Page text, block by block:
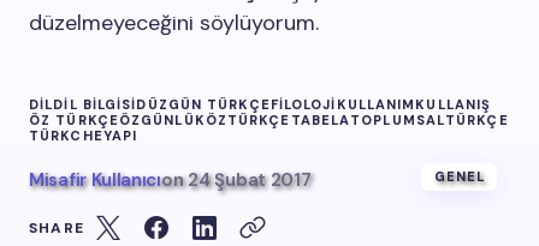
düzelmeyeceğini söylüyorum.
DILDIL BILGISIDÜZGÜN TÜRKÇEFILOLOJI KULLANIM KULLANIŞ
ÖZ TÜRKÇEÖZGÜNLÜK ÖZTÜRKÇE TABELATOPLUMSALTÜRKÇE
TÜRKCHEYAPI
Misafir Kullanıcıon 24 Şubat 2017 GENEL
SHARE